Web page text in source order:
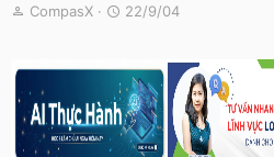
T
e
a
d
s
CompasX
N
y
g
ử
i
22/9/04